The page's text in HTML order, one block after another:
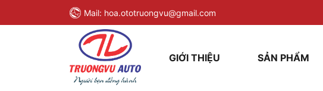
Mail: hoa.ototruongvu@gmail.com
GIỚI THIỆU SẢN PHẨM